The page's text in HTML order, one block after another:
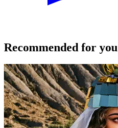
Recommended for you